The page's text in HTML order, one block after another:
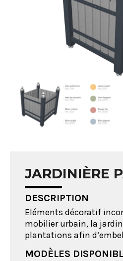
JARDINIÈRE
DESCRIPTION
Eléments décoratif
mobilier urbain, la
plantations afin
MODÈLES